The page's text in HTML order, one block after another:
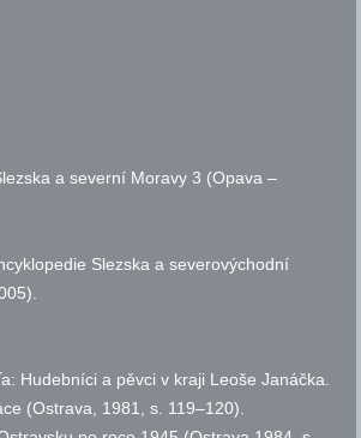
a severní Moravy 3 (Opava –
Slezska a severovýchodní
Hudebníci a pěvci v kraji Leoše Janáčka.
(Ostrava, 1981,
s. 119–120).